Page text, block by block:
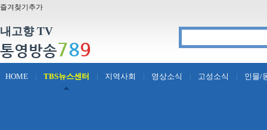
즐겨찾기추가
내고향 TV
통영방송789
HOME TBS뉴스센터 지역사회 영상소식 고성소식 인물/